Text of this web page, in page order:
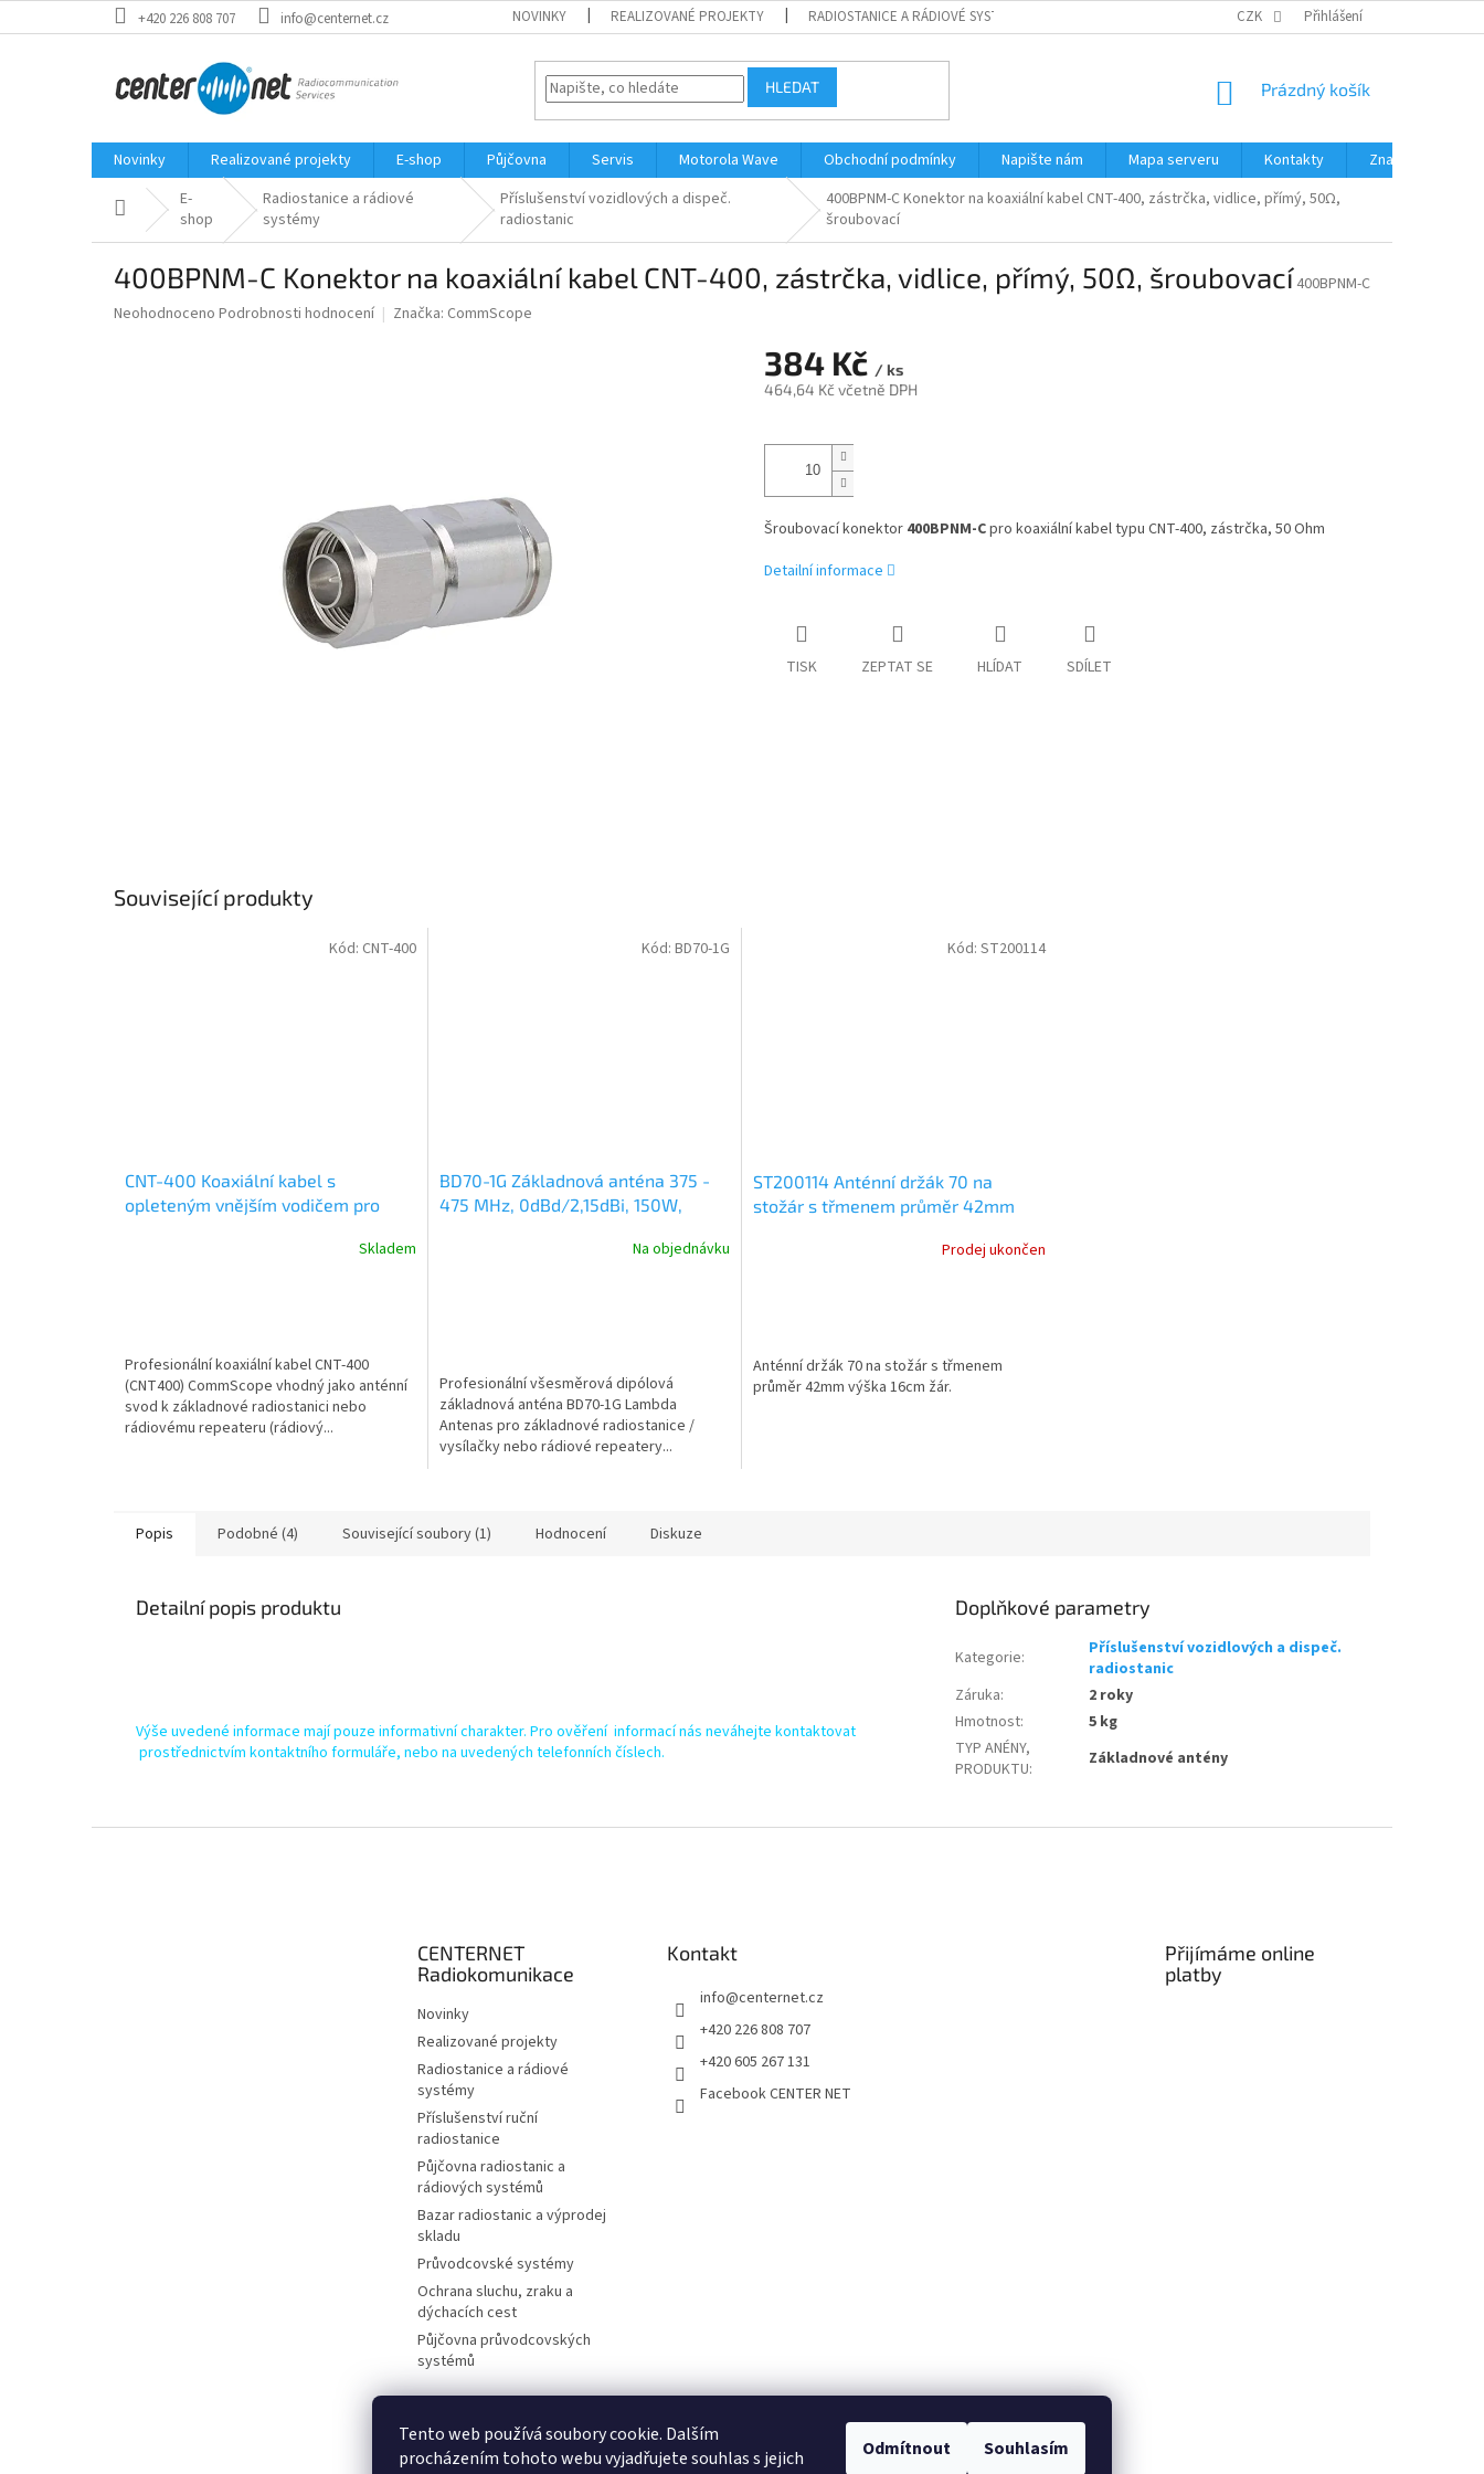
Tento web používá soubory cookie. Dalším
procházením tohoto webu vyjadřujete souhlas s jejich
Odmítnout Souhlasím
na
+420 226 808 707 info@centernet.cz NOVINKY REALIZOVANÉ PROJEKTY RADIOSTANICE A RÁDIOVÉ SYSTÉMY PŘÍSLUŠENSTVÍ RUČNÍ RADIOSTANICE PŮJČOVNA
CZK Přihlášení
HLEDAT
NÁKUPNÍ
Prázdný košík
Novinky Realizované projekty E-shop Půjčovna Servis Motorola Wave Obchodní podmínky Napište nám Mapa serveru Kontakty Značky
Domů E-
shop
Radiostanice a rádiové
systémy
Příslušenství vozidlových a dispeč.
radiostanic
400BPNM-C Konektor na koaxiální kabel CNT-400, zástrčka, vidlice, přímý, 50Ω,
šroubovací
400BPNM-C Konektor na koaxiální kabel CNT-400, zástrčka, vidlice, přímý, 50Ω, šroubovací 400BPNM-C
Průměrné
Neohodnoceno Podrobnosti hodnocení Značka: CommScope
384 Kč / ks
464,64 Kč včetně DPH
cena:
Šroubovací konektor 400BPNM-Cpro koaxiální kabel typu CNT-400, zástrčka, 50 Ohm
Detailní informace
TISK ZEPTAT SE HLÍDAT SDÍLET
Související produkty
CNT-400 Koaxiální kabel s
opleteným vnějším vodičem pro
Skladem
Profesionální koaxiální kabel CNT-400
(CNT400) CommScope vhodný jako anténní
svod k základnové radiostanici nebo
rádiovému repeateru (rádiový...
Kód: CNT-400
BD70-1G Základnová anténa 375 -
475 MHz, 0dBd/2,15dBi, 150W,
Na objednávku
Profesionální všesměrová dipólová
základnová anténa BD70-1G Lambda
Antenas pro základnové radiostanice /
vysílačky nebo rádiové repeatery...
Kód: BD70-1G
ST200114 Anténní držák 70 na
stožár s třmenem průměr 42mm
Prodej ukončen
Anténní držák 70 na stožár s třmenem
průměr 42mm výška 16cm žár.
Kód: ST200114
Popis Podobné (4) Související soubory (1) Hodnocení Diskuze
Detailní popis produktu
Výše uvedené informace mají pouze informativní charakter. Pro ověření informací nás neváhejte kontaktovat
prostřednictvím kontaktního formuláře, nebo na uvedených telefonních číslech.
Doplňkové parametry
Kategorie:
Příslušenství vozidlových a dispeč.
radiostanic
Záruka:
2 roky
Hmotnost:
5 kg
TYP ANÉNY,
PRODUKTU: Základnové antény
CENTERNET
Radiokomunikace
Novinky
Realizované projekty
Radiostanice a rádiové
systémy
Příslušenství ruční
radiostanice
Půjčovna radiostanic a
rádiových systémů
Bazar radiostanic a výprodej
skladu
Průvodcovské systémy
Ochrana sluchu, zraku a
dýchacích cest
Půjčovna průvodcovských
systémů
Kontakt
info@centernet.cz
+420 226 808 707
+420 605 267 131
Facebook CENTER NET
Přijímáme online
platby
Motorolasolutions.com Meder.de Imtradex.de Citytourguide.at Peltor.com